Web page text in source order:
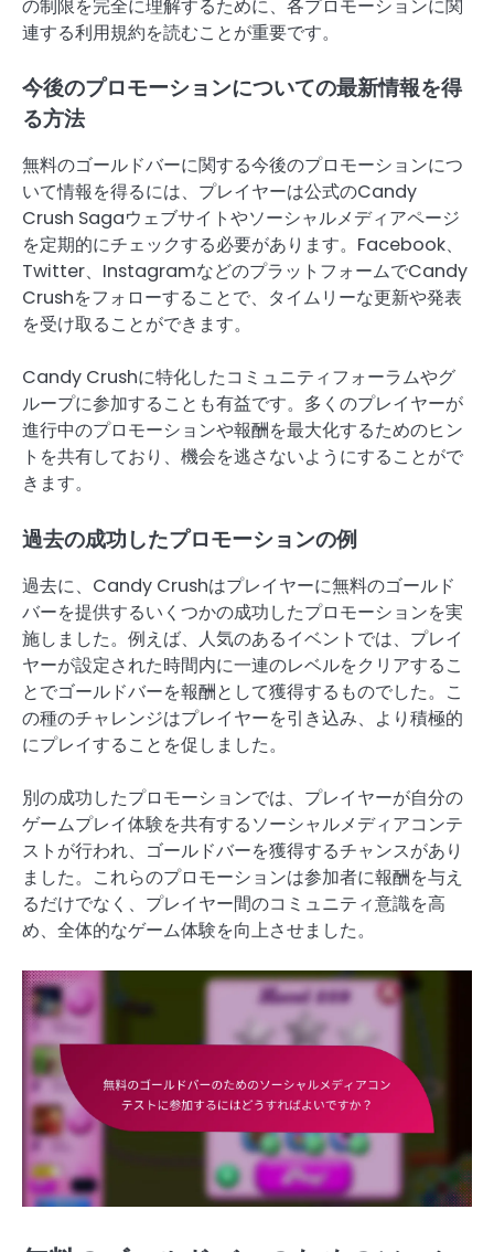
の制限を完全に理解するために、各プロモーションに関
連する利用規約を読むことが重要です。
今後のプロモーションについての最新情報を得
る方法
無料のゴールドバーに関する今後のプロモーションにつ
いて情報を得るには、プレイヤーは公式のCandy
Crush Sagaウェブサイトやソーシャルメディアページ
を定期的にチェックする必要があります。Facebook、
Twitter、InstagramなどのプラットフォームでCandy
Crushをフォローすることで、タイムリーな更新や発表
を受け取ることができます。
Candy Crushに特化したコミュニティフォーラムやグ
ループに参加することも有益です。多くのプレイヤーが
進行中のプロモーションや報酬を最大化するためのヒン
トを共有しており、機会を逃さないようにすることがで
きます。
過去の成功したプロモーションの例
過去に、Candy Crushはプレイヤーに無料のゴールド
バーを提供するいくつかの成功したプロモーションを実
施しました。例えば、人気のあるイベントでは、プレイ
ヤーが設定された時間内に一連のレベルをクリアするこ
とでゴールドバーを報酬として獲得するものでした。こ
の種のチャレンジはプレイヤーを引き込み、より積極的
にプレイすることを促しました。
別の成功したプロモーションでは、プレイヤーが自分の
ゲームプレイ体験を共有するソーシャルメディアコンテ
ストが行われ、ゴールドバーを獲得するチャンスがあり
ました。これらのプロモーションは参加者に報酬を与え
るだけでなく、プレイヤー間のコミュニティ意識を高
め、全体的なゲーム体験を向上させました。